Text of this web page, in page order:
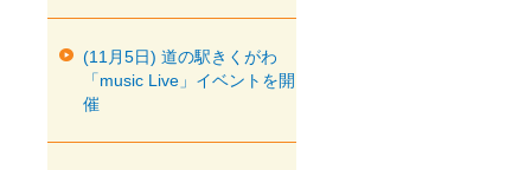
(11月5日) 道の駅きくがわ
「music Live」イベントを開
催